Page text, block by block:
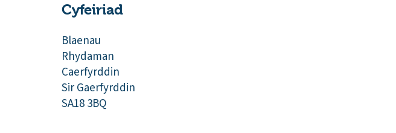
Cyfeiriad
Blaenau
Rhydaman
Caerfyrddin
Sir Gaerfyrddin
SA18 3BQ